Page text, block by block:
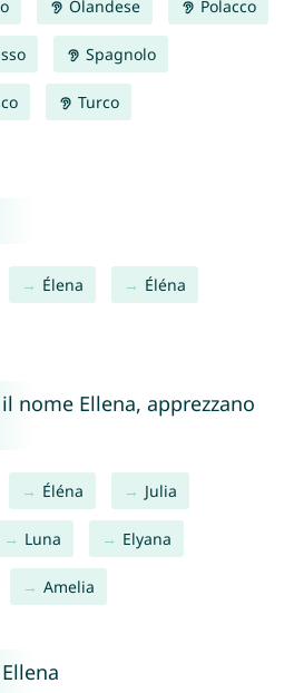
Olandese Polacco
Spagnolo
Turco
Élena Éléna
nome Ellena, apprezzano
Éléna Julia
Luna Elyana
Amelia